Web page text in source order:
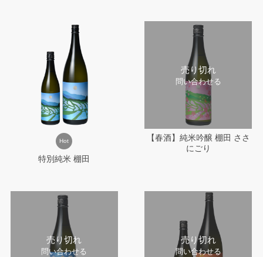
Hot
特別純米 棚田
売り切れ
問い合わせる
【春酒】純米吟醸 棚田 ささ
にごり
売り切れ
問い合わせる
売り切れ
問い合わせる